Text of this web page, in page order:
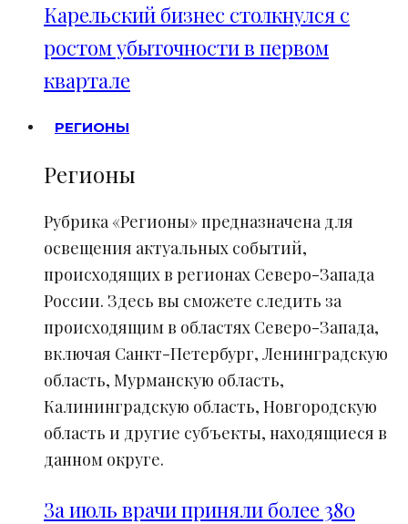
Карельский бизнес столкнулся с
ростом убыточности в первом
квартале
РЕГИОНЫ
Регионы
Рубрика «Регионы» предназначена для
освещения актуальных событий,
происходящих в регионах Северо-Запада
России. Здесь вы сможете следить за
происходящим в областях Северо-Запада,
включая Санкт-Петербург, Ленинградскую
область, Мурманскую область,
Калининградскую область, Новгородскую
область и другие субъекты, находящиеся в
данном округе.
За июль врачи приняли более 380